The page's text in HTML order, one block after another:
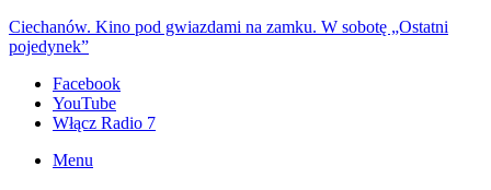
Ciechanów. Kino pod gwiazdami na zamku. W sobotę „Ostatni
pojedynek”
Facebook
YouTube
Włącz Radio 7
Menu